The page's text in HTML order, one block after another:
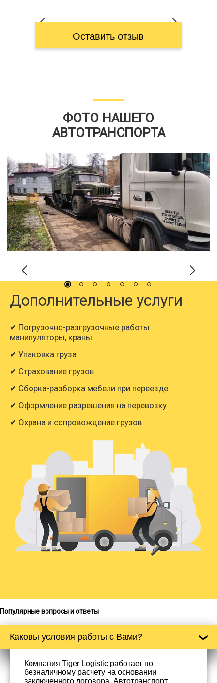
Оставить отзыв
ФОТО НАШЕГО
АВТОТРАНСПОРТА
Дополнительные услуги
✔ Погрузочно-разгрузочные работы:
манипуляторы, краны
✔ Упаковка груза
✔ Страхование грузов
✔ Сборка-разборка мебели при переезде
✔ Оформление разрешения на перевозку
✔ Охрана и сопровождение грузов
Популярные вопросы и ответы
Каковы условия работы с Вами?
Компания Tiger Logistic работает по
безналичному расчету на основании
заключенного договора. Автотранспорт